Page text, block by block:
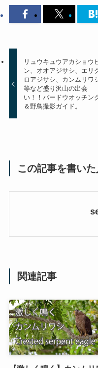
リュウキュウアカショウ
ン、オオアジサシ、エリ
ロアジサシ、カンムリワ
等など盛り沢山の出会
い！！バードウオッチン
＆野鳥撮影ガイド。
この記事を書いた
関連記事